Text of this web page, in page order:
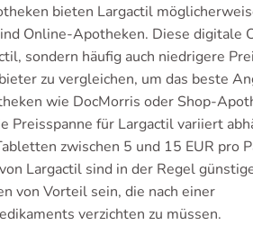
bieten Largactil
Online-Apotheken. Diese digitale
sondern häufig auch niedrigere
zu vergleichen, um das beste
wie DocMorris oder Shop-
Preisspanne für Largactil variiert
zwischen 5 und 15 EUR pro
Largactil sind in der Regel
von Vorteil sein, die nach einer
verzichten zu müssen.